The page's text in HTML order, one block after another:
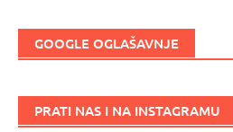
GOOGLE OGLAŠAVNJE
PRATI NAS I NA INSTAGRAMU